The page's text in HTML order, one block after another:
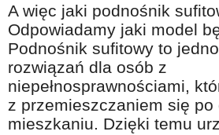
Na wesoło
Hobby i pasje
Żyj aktywnie
60plus - najcenniejsi klienci
Dobra opieka
A więc jaki podnośnik
Odpowiadamy jaki model
Podnośnik sufitowy to
rozwiązań dla osób z
niepełnosprawnościami,
z przemieszczaniem się po
mieszkaniu. Dzięki temu